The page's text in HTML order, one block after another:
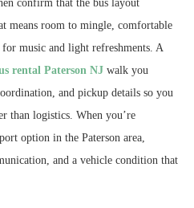
confirm that the bus layout
means room to mingle, comfortable
music and light refreshments. A
rental Paterson NJ walk you
and pickup details so you
than logistics. When you’re
option in the Paterson area,
and a vehicle condition that